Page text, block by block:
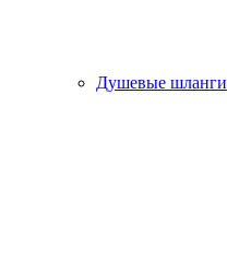
Душевые шланги